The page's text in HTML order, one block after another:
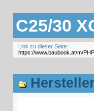
C25/30
Link zu dieser Seite:
Hersteller